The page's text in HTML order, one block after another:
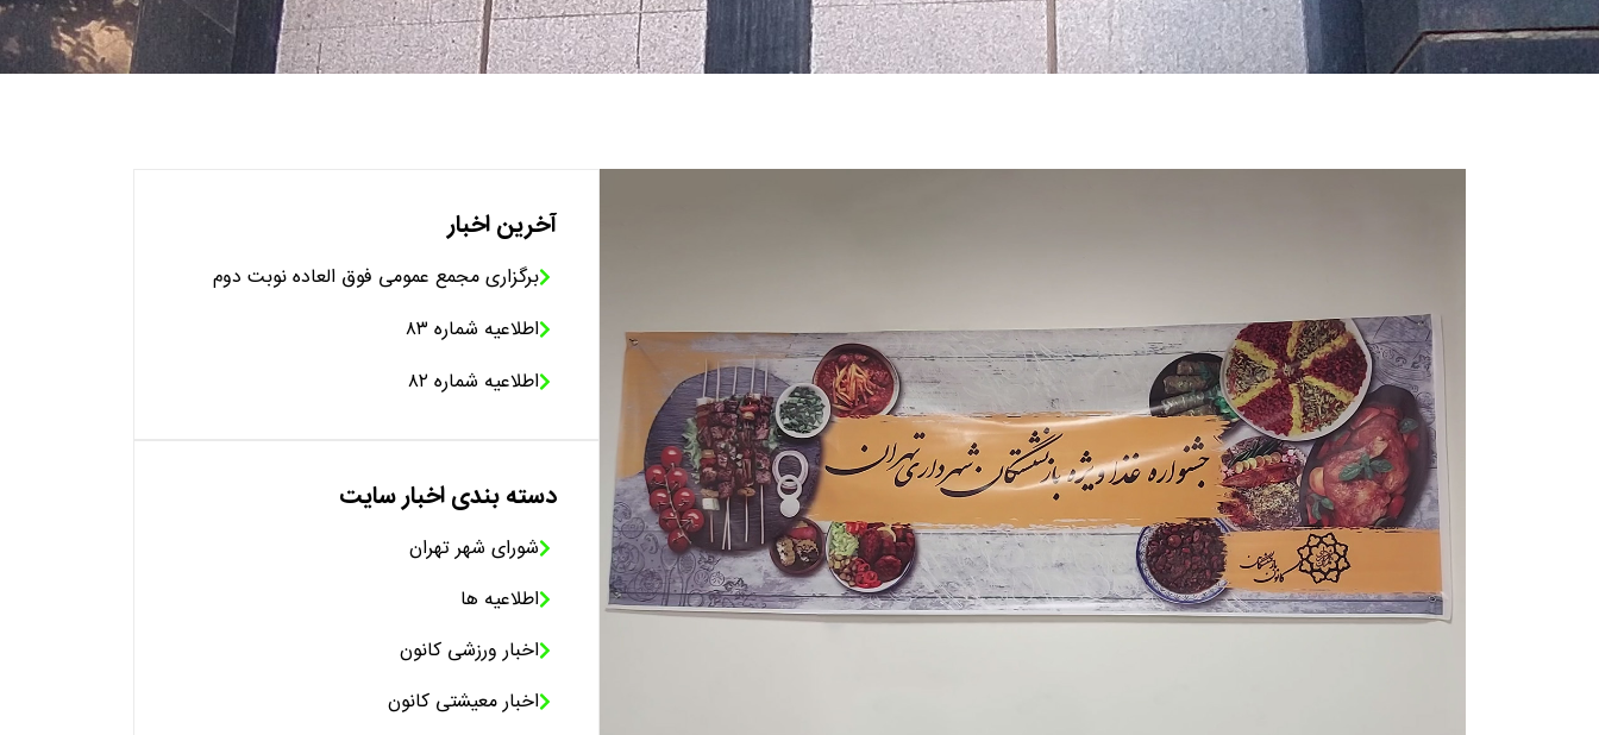
آخرین اخبار
برگزاری مجمع عمومی فوق العاده نوبت دوم
اطلاعیه شماره ۸۳
اطلاعیه شماره ۸۲
دسته بندی اخبار سایت
شورای شهر تهران
اطلاعیه ها
اخبار ورزشی کانون
اخبار معیشتی کانون